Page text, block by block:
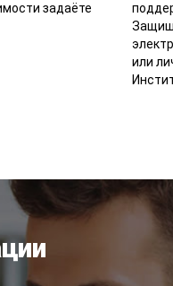
задаёте
или